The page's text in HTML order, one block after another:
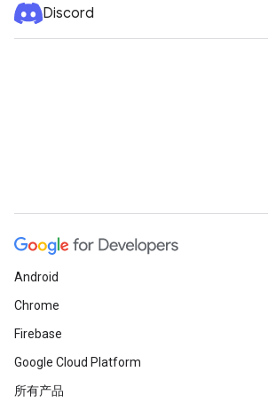
Discord
Android
Chrome
Firebase
Google Cloud Platform
所有产品